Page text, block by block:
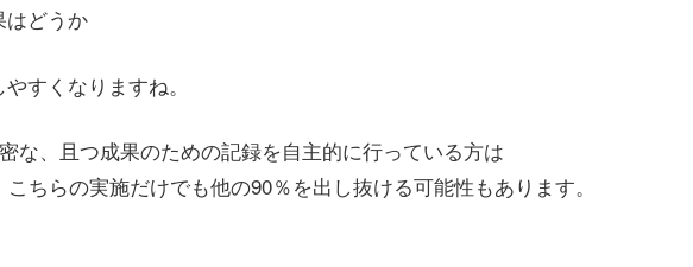
はどうか
すくなりますね。
な、且つ成果のための記録を自主的に行っている方は
こちらの実施だけでも他の90％を出し抜ける可能性もあります。